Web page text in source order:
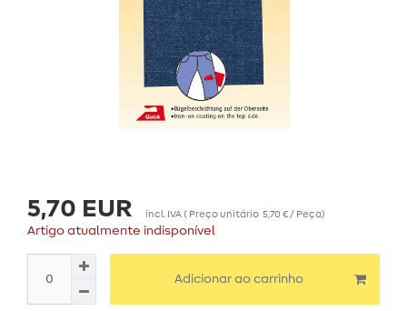
5,70 EUR incl. IVA( Preço unitário 5,70 € / Peça)
Artigo atualmente indisponível
Adicionar ao carrinho